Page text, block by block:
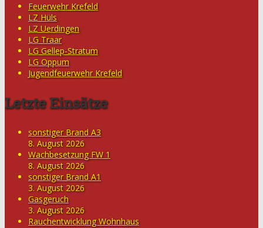
Feuerwehr Krefeld
LZ Hüls
LZ Uerdingen
LG Traar
LG Gellep-Stratum
LG Oppum
Jugendfeuerwehr Krefeld
Letzte Einsätze
sonstiger Brand A3
8. August 2026
Wachbesetzung FW 1
8. August 2026
sonstiger Brand A1
3. August 2026
Gasgeruch
3. August 2026
Rauchentwicklung Wohnhaus